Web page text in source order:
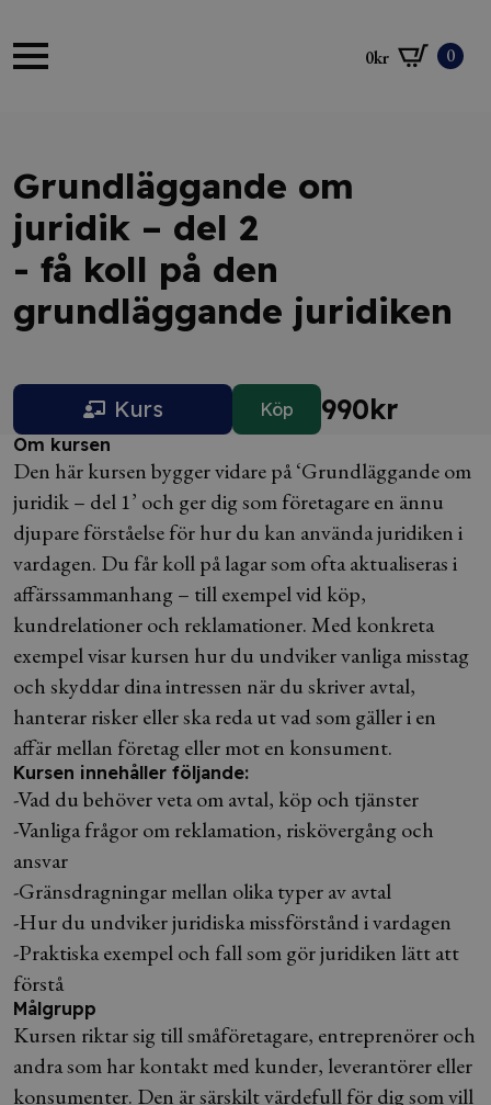
0kr 0
Grundläggande om
juridik – del 2
- få koll på den
grundläggande juridiken
Kurs Köp 990kr
Om kursen
Den här kursen bygger vidare på ‘Grundläggande om
juridik – del 1’ och ger dig som företagare en ännu
djupare förståelse för hur du kan använda juridiken i
vardagen. Du får koll på lagar som ofta aktualiseras i
affärssammanhang – till exempel vid köp,
kundrelationer och reklamationer. Med konkreta
exempel visar kursen hur du undviker vanliga misstag
och skyddar dina intressen när du skriver avtal,
hanterar risker eller ska reda ut vad som gäller i en
affär mellan företag eller mot en konsument.
Kursen innehåller följande:
-Vad du behöver veta om avtal, köp och tjänster
-Vanliga frågor om reklamation, riskövergång och
ansvar
-Gränsdragningar mellan olika typer av avtal
-Hur du undviker juridiska missförstånd i vardagen
-Praktiska exempel och fall som gör juridiken lätt att
förstå
Målgrupp
Kursen riktar sig till småföretagare, entreprenörer och
andra som har kontakt med kunder, leverantörer eller
konsumenter. Den är särskilt värdefull för dig som vill